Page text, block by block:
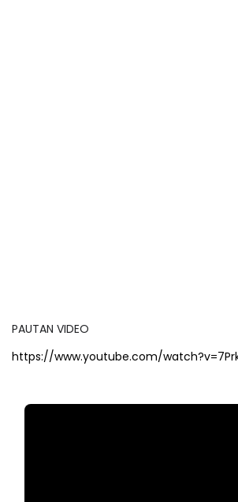
PAUTAN VIDEO
https://www.youtube.com/